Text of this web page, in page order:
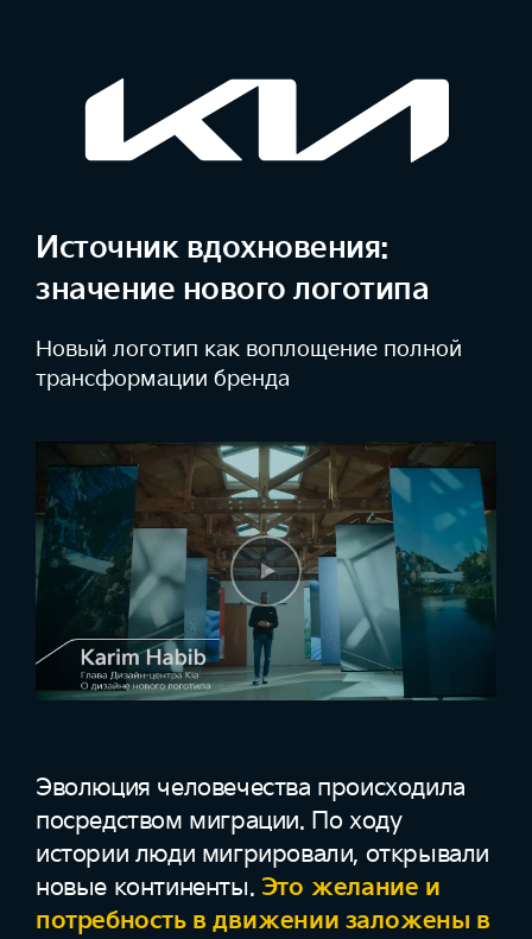
Источник вдохновения:
значение нового логотипа
Новый логотип как воплощение полной
трансформации бренда
Эволюция человечества происходила
посредством миграции. По ходу
истории люди мигрировали, открывали
новые континенты. Это желание и
потребность в движении заложены в